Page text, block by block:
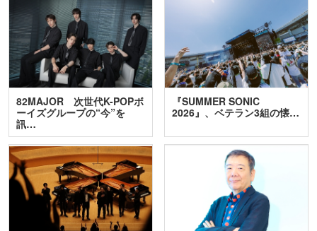
82MAJOR 次世代K-POPボ
ーイズグループの“今”を
訊…
『SUMMER SONIC
2026』、ベテラン3組の懐…